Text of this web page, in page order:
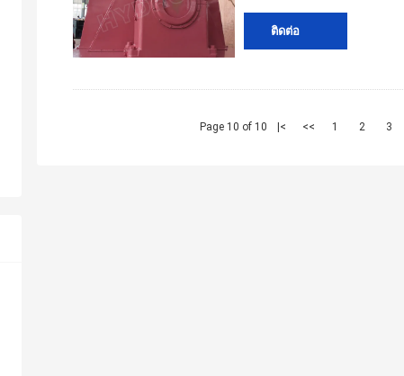
ติดต่อ
Page 10 of 10 |< << 1 2 3